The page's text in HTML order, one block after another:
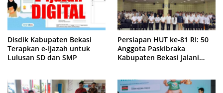
Disdik Kabupaten Bekasi
Terapkan e-Ijazah untuk
Lulusan SD dan SMP
Persiapan HUT ke-81 RI: 50
Anggota Paskibraka
Kabupaten Bekasi Jalani